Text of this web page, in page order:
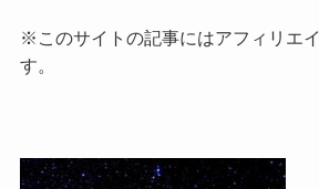
※このサイトの記事にはアフィリエ
す。